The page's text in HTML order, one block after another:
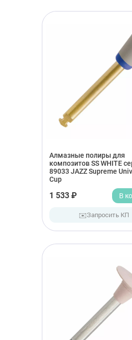
Алмазные полиры для
композитов SS WHITE
89033 JAZZ Supreme
Cup
1 533 ₽ В
✉️Запросить КП